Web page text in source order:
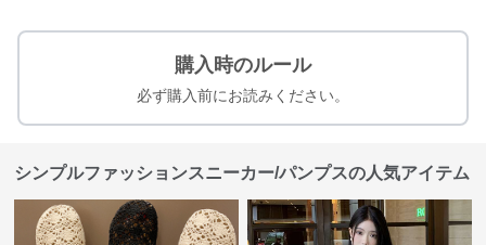
購入時のルール
必ず購入前にお読みください。
シンプルファッションスニーカー/パンプスの人気アイテム